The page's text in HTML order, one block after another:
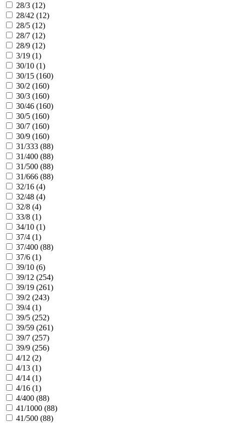
28/3 (12)
28/42 (12)
28/5 (12)
28/7 (12)
28/9 (12)
3/19 (1)
30/10 (1)
30/15 (160)
30/2 (160)
30/3 (160)
30/46 (160)
30/5 (160)
30/7 (160)
30/9 (160)
31/333 (88)
31/400 (88)
31/500 (88)
31/666 (88)
32/16 (4)
32/48 (4)
32/8 (4)
33/8 (1)
34/10 (1)
37/4 (1)
37/400 (88)
37/6 (1)
39/10 (6)
39/12 (254)
39/19 (261)
39/2 (243)
39/4 (1)
39/5 (252)
39/59 (261)
39/7 (257)
39/9 (256)
4/12 (2)
4/13 (1)
4/14 (1)
4/16 (1)
4/400 (88)
41/1000 (88)
41/500 (88)